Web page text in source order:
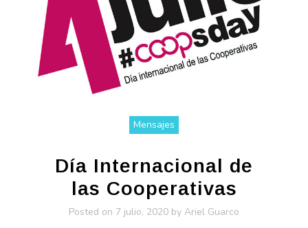
Mensajes
Día Internacional de
las Cooperativas
Posted on 7 julio, 2020 by Ariel Guarco